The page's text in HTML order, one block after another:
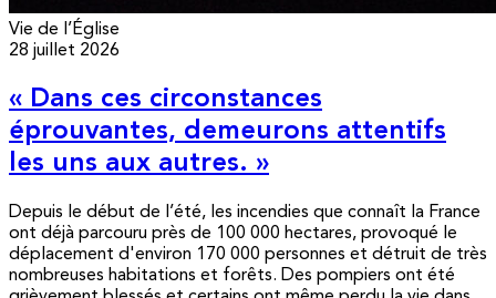
Vie de l’Église
28 juillet 2026
« Dans ces circonstances
éprouvantes, demeurons attentifs
les uns aux autres. »
Depuis le début de l’été, les incendies que connaît la France
ont déjà parcouru près de 100 000 hectares, provoqué le
déplacement d'environ 170 000 personnes et détruit de très
nombreuses habitations et forêts. Des pompiers ont été